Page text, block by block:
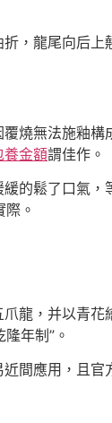
龍尾向后上
燒無法施釉
養金額謂佳作。
鬆了口氣，
。
，并以青花
年制”。
間應用，且官